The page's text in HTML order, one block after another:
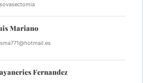
Mariano
Fernandez